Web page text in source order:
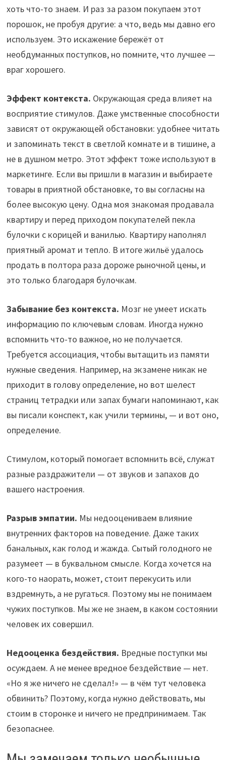
хоть что-то знаем. И раз за разом покупаем этот
порошок, не пробуя другие: а что, ведь мы давно его
используем. Это искажение бережёт от
необдуманных поступков, но помните, что лучшее —
враг хорошего.
Эффект контекста. Окружающая среда влияет на
восприятие стимулов. Даже умственные способности
зависят от окружающей обстановки: удобнее читать
и запоминать текст в светлой комнате и в тишине, а
не в душном метро. Этот эффект тоже используют в
маркетинге. Если вы пришли в магазин и выбираете
товары в приятной обстановке, то вы согласны на
более высокую цену. Одна моя знакомая продавала
квартиру и перед приходом покупателей пекла
булочки с корицей и ванилью. Квартиру наполнял
приятный аромат и тепло. В итоге жильё удалось
продать в полтора раза дороже рыночной цены, и
это только благодаря булочкам.
Забывание без контекста. Мозг не умеет искать
информацию по ключевым словам. Иногда нужно
вспомнить что-то важное, но не получается.
Требуется ассоциация, чтобы вытащить из памяти
нужные сведения. Например, на экзамене никак не
приходит в голову определение, но вот шелест
страниц тетрадки или запах бумаги напоминают, как
вы писали конспект, как учили термины, — и вот оно,
определение.
Стимулом, который помогает вспомнить всё, служат
разные раздражители — от звуков и запахов до
вашего настроения.
Разрыв эмпатии. Мы недооцениваем влияние
внутренних факторов на поведение. Даже таких
банальных, как голод и жажда. Сытый голодного не
разумеет — в буквальном смысле. Когда хочется на
кого-то наорать, может, стоит перекусить или
вздремнуть, а не ругаться. Поэтому мы не понимаем
чужих поступков. Мы же не знаем, в каком состоянии
человек их совершил.
Недооценка бездействия. Вредные поступки мы
осуждаем. А не менее вредное бездействие — нет.
«Но я же ничего не сделал!» — в чём тут человека
обвинить? Поэтому, когда нужно действовать, мы
стоим в сторонке и ничего не предпринимаем. Так
безопаснее.